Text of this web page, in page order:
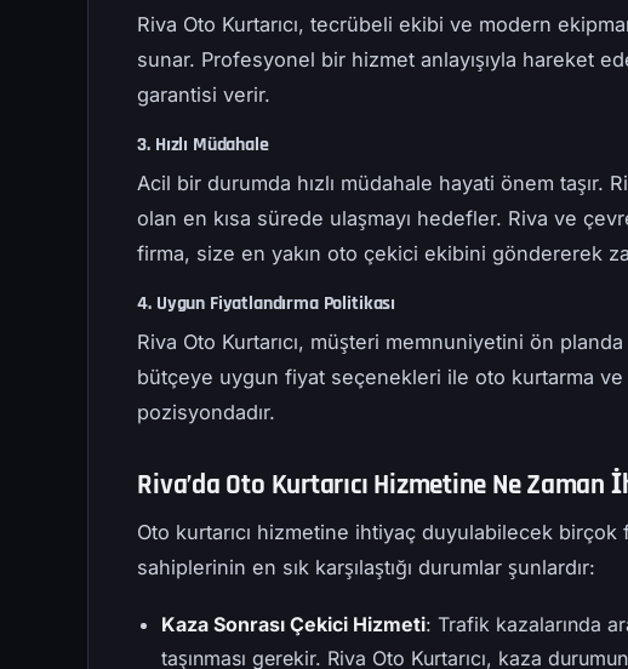
Riva Oto Kurtarıcı, tecrübeli ekibi ve modern
sunar. Profesyonel bir hizmet anlayışıyla hareket
garantisi verir.
3. Hızlı Müdahale
Acil bir durumda hızlı müdahale hayati önem taşır.
olan en kısa sürede ulaşmayı hedefler. Riva ve
firma, size en yakın oto çekici ekibini göndererek
4. Uygun Fiyatlandırma Politikası
Riva Oto Kurtarıcı, müşteri memnuniyetini ön
bütçeye uygun fiyat seçenekleri ile oto kurtarma
pozisyondadır.
Riva’da Oto Kurtarıcı Hizmetine Ne Zaman
Oto kurtarıcı hizmetine ihtiyaç duyulabilecek
sahiplerinin en sık karşılaştığı durumlar şunlardır:
Kaza Sonrası Çekici Hizmeti: Trafik kazalarında
taşınması gerekir. Riva Oto Kurtarıcı, kaza